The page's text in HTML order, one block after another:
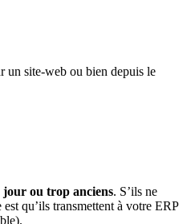
un site-web ou bien depuis le
jour ou trop anciens. S’ils ne
qu’ils transmettent à votre ERP